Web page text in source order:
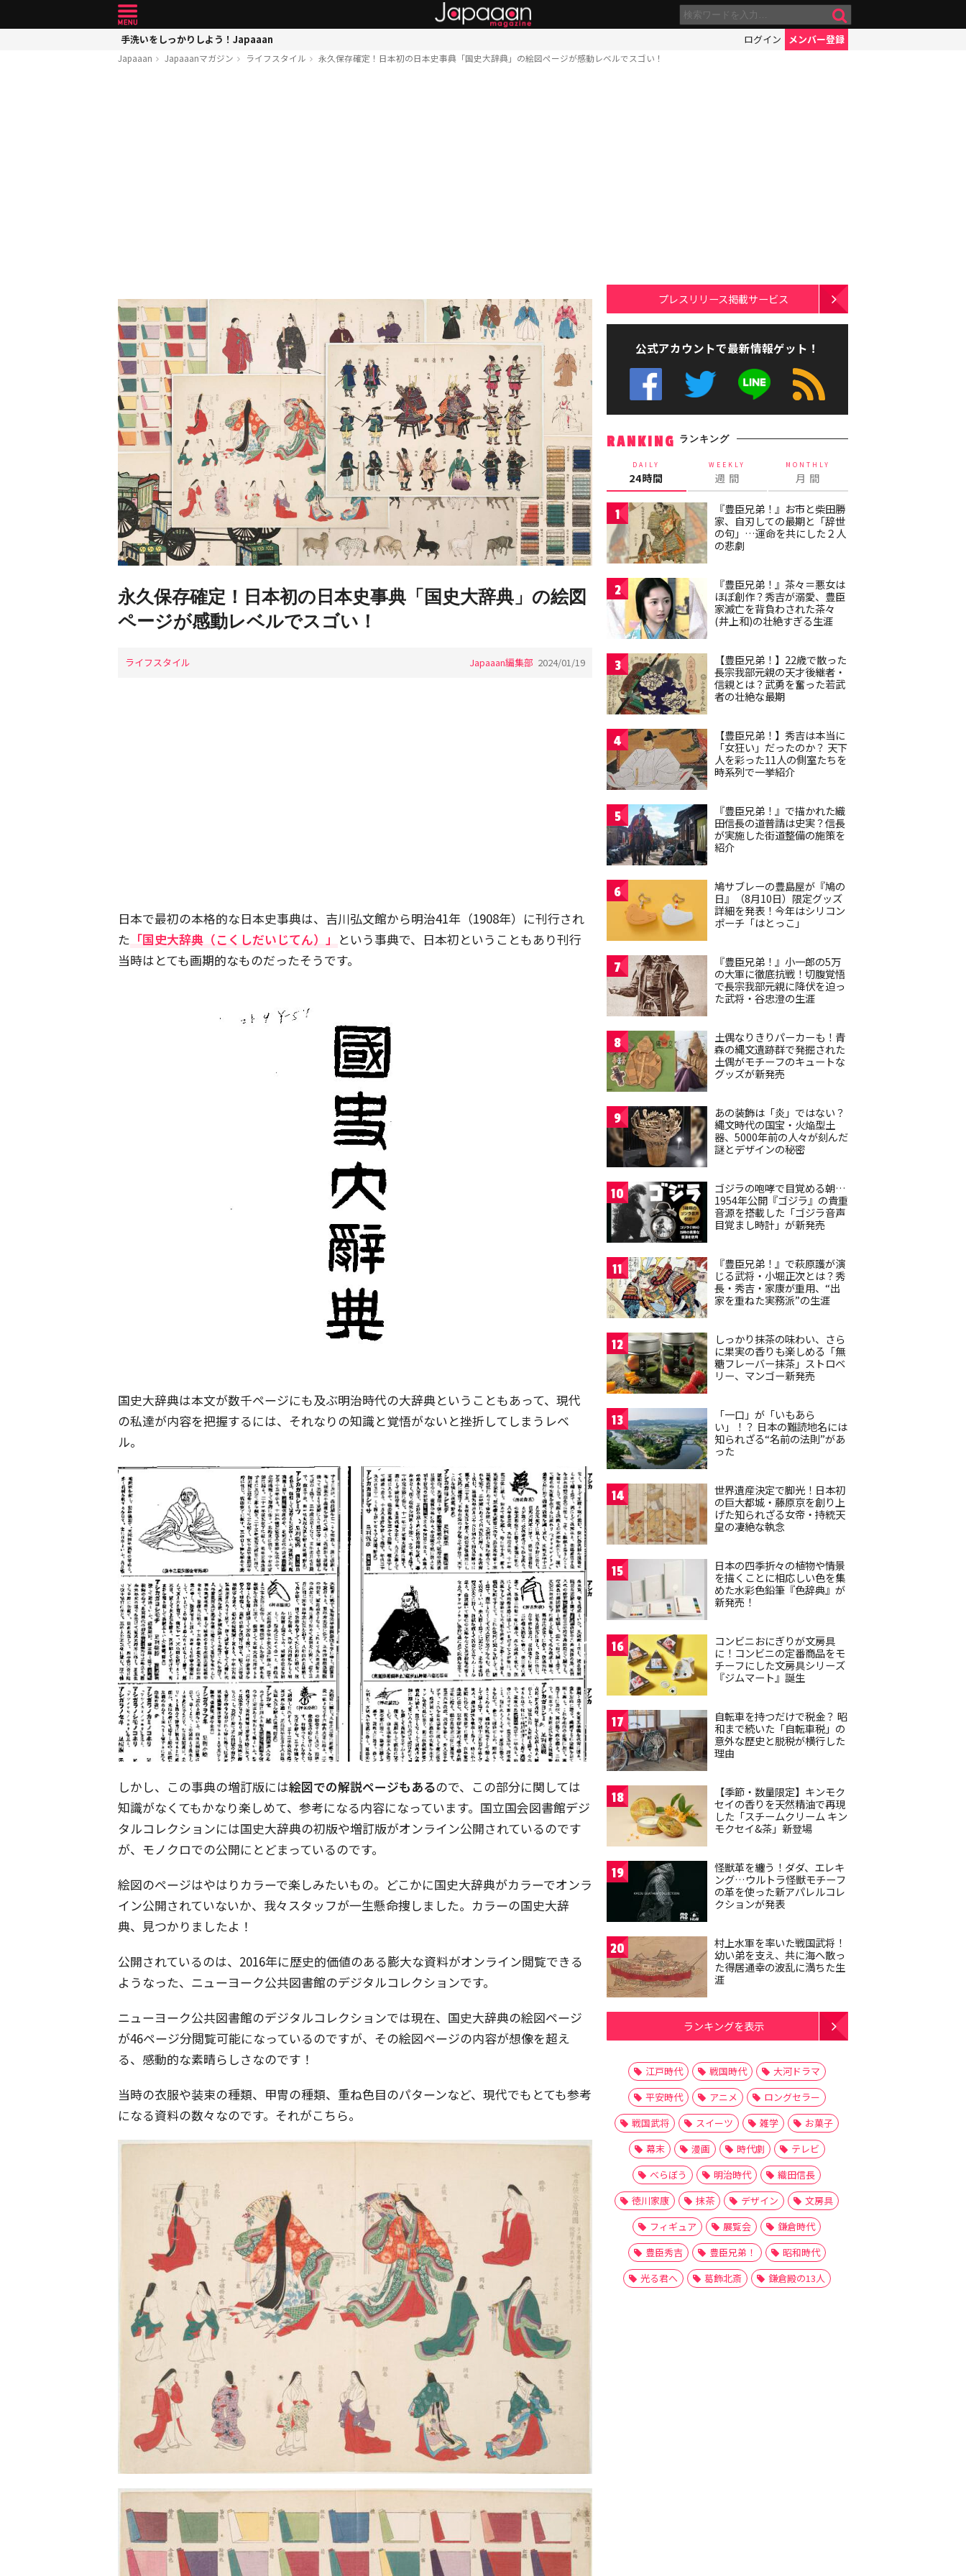
手洗いをしっかりしよう！Japaaan ログイン メンバー登録
Japaaan Japaaanマガジン ライフスタイル 永久保存確定！日本初の日本史事典「国史大辞典」の絵図ページが感動レベルでスゴい！
永久保存確定！日本初の日本史事典「国史大辞典」の絵図
ページが感動レベルでスゴい！
ライフスタイル Japaaan編集部 2024/01/19
日本で最初の本格的な日本史事典は、吉川弘文館から明治41年（1908年）に刊行され
た 「国史大辞典（こくしだいじてん）」 という事典で、日本初ということもあり刊行
当時はとても画期的なものだったそうです。
国史大辞典は本文が数千ページにも及ぶ明治時代の大辞典ということもあって、現代
の私達が内容を把握するには、それなりの知識と覚悟がないと挫折してしまうレベ
ル。
しかし、この事典の増訂版には絵図での解説ページもあるので、この部分に関しては
知識がなくてもかなり楽しめて、参考になる内容になっています。国立国会図書館デジ
タルコレクションには国史大辞典の初版や増訂版がオンライン公開されているのです
が、モノクロでの公開にとどまっているのです。
絵図のページはやはりカラーで楽しみたいもの。どこかに国史大辞典がカラーでオンラ
イン公開されていないか、我々スタッフが一生懸命捜しました。カラーの国史大辞
典、見つかりましたよ！
公開されているのは、2016年に歴史的価値のある膨大な資料がオンライン閲覧できる
ようなった、ニューヨーク公共図書館のデジタルコレクションです。
ニューヨーク公共図書館のデジタルコレクションでは現在、国史大辞典の絵図ページ
が46ページ分閲覧可能になっているのですが、その絵図ページの内容が想像を超え
る、感動的な素晴らしさなのです！
当時の衣服や装束の種類、甲冑の種類、重ね色目のパターンなど、現代でもとても参考
になる資料の数々なのです。それがこちら。
プレスリリース掲載サービス
公式アカウントで最新情報ゲット！
RANKING ランキング
DAILY
24時間
WEEKLY
週 間
MONTHLY
月 間
1
『豊臣兄弟！』お市と柴田勝
家、自刃しての最期と「辞世
の句」…運命を共にした２人
の悲劇
2
『豊臣兄弟！』茶々＝悪女は
ほぼ創作？秀吉が溺愛、豊臣
家滅亡を背負わされた茶々
(井上和)の壮絶すぎる生涯
3
【豊臣兄弟！】22歳で散った
長宗我部元親の天才後継者・
信親とは？武勇を奮った若武
者の壮絶な最期
4
【豊臣兄弟！】秀吉は本当に
「女狂い」だったのか？ 天下
人を彩った11人の側室たちを
時系列で一挙紹介
5
『豊臣兄弟！』で描かれた織
田信長の道普請は史実？信長
が実施した街道整備の施策を
紹介
6
鳩サブレーの豊島屋が『鳩の
日』（8月10日）限定グッズ
詳細を発表！今年はシリコン
ポーチ「はとっこ」
7
『豊臣兄弟！』小一郎の5万
の大軍に徹底抗戦！切腹覚悟
で長宗我部元親に降伏を迫っ
た武将・谷忠澄の生涯
8
土偶なりきりパーカーも！青
森の縄文遺跡群で発掘された
土偶がモチーフのキュートな
グッズが新発売
9
あの装飾は「炎」ではない？
縄文時代の国宝・火焔型土
器、5000年前の人々が刻んだ
謎とデザインの秘密
10
ゴジラの咆哮で目覚める朝…
1954年公開『ゴジラ』の貴重
音源を搭載した「ゴジラ音声
目覚まし時計」が新発売
11
『豊臣兄弟！』で萩原護が演
じる武将・小堀正次とは？秀
長・秀吉・家康が重用、“出
家を重ねた実務派”の生涯
12
しっかり抹茶の味わい、さら
に果実の香りも楽しめる「無
糖フレーバー抹茶」ストロベ
リー、マンゴー新発売
13
「一口」が「いもあら
い」！？ 日本の難読地名には
知られざる“名前の法則”があ
った
14
世界遺産決定で脚光！日本初
の巨大都城・藤原京を創り上
げた知られざる女帝・持統天
皇の凄絶な執念
15
日本の四季折々の植物や情景
を描くことに相応しい色を集
めた水彩色鉛筆『色辞典』が
新発売！
16
コンビニおにぎりが文房具
に！コンビニの定番商品をモ
チーフにした文房具シリーズ
『ジムマート』誕生
17
自転車を持つだけで税金？ 昭
和まで続いた「自転車税」の
意外な歴史と脱税が横行した
理由
18
【季節・数量限定】キンモク
セイの香りを天然精油で再現
した「スチームクリーム キン
モクセイ&茶」新登場
19
怪獣革を纏う！ダダ、エレキ
ング…ウルトラ怪獣モチーフ
の革を使った新アパレルコレ
クションが発表
20
村上水軍を率いた戦国武将！
幼い弟を支え、共に海へ散っ
た得居通幸の波乱に満ちた生
涯
ランキングを表示
江戸時代 戦国時代
大河ドラマ
平安時代
アニメ
ロングセラー
戦国武将
スイーツ 雑学
お菓子
幕末
漫画 時代劇
テレビ
べらぼう
明治時代
織田信長
徳川家康
抹茶 デザイン
文房具
フィギュア
展覧会
鎌倉時代
豊臣秀吉
豊臣兄弟！
昭和時代
光る君へ
葛飾北斎 鎌倉殿の13人